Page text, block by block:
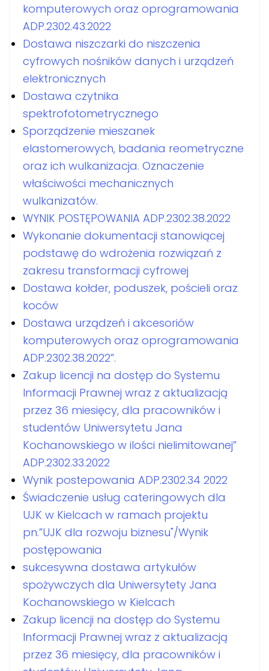
komputerowych oraz oprogramowania
ADP.2302.43.2022
Dostawa niszczarki do niszczenia
cyfrowych nośników danych i urządzeń
elektronicznych
Dostawa czytnika
spektrofotometrycznego
Sporządzenie mieszanek
elastomerowych, badania reometryczne
oraz ich wulkanizacja. Oznaczenie
właściwości mechanicznych
wulkanizatów.
WYNIK POSTĘPOWANIA ADP.2302.38.2022
Wykonanie dokumentacji stanowiącej
podstawę do wdrożenia rozwiązań z
zakresu transformacji cyfrowej
Dostawa kołder, poduszek, pościeli oraz
koców
Dostawa urządzeń i akcesoriów
komputerowych oraz oprogramowania
ADP.2302.38.2022”.
Zakup licencji na dostęp do Systemu
Informacji Prawnej wraz z aktualizacją
przez 36 miesięcy, dla pracowników i
studentów Uniwersytetu Jana
Kochanowskiego w ilości nielimitowanej”
ADP.2302.33.2022
Wynik postepowania ADP.2302.34 2022
Świadczenie usług cateringowych dla
UJK w Kielcach w ramach projektu
pn.”UJK dla rozwoju biznesu"/Wynik
postępowania
sukcesywna dostawa artykułów
spożywczych dla Uniwersytety Jana
Kochanowskiego w Kielcach
Zakup licencji na dostęp do Systemu
Informacji Prawnej wraz z aktualizacją
przez 36 miesięcy, dla pracowników i